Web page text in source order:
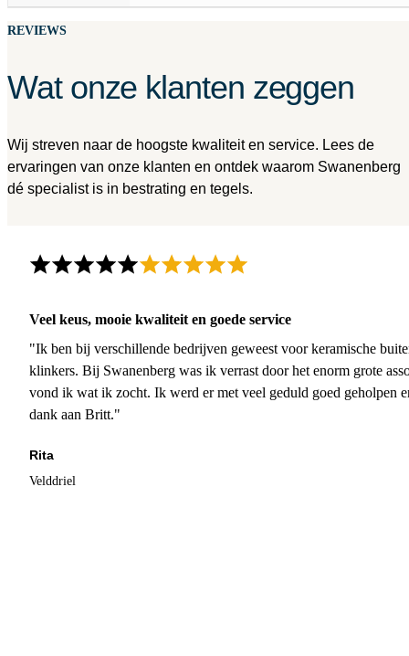
REVIEWS
Wat onze klanten zeggen
Wij streven naar de hoogste kwaliteit en service. Lees de
ervaringen van onze klanten en ontdek waarom Swanenberg
dé specialist is in bestrating en tegels.
Veel keus, mooie kwaliteit en goede service
"Ik ben bij verschillende bedrijven geweest voor keramische
klinkers. Bij Swanenberg was ik verrast door het enorm grote
vond ik wat ik zocht. Ik werd er met veel geduld goed geholpen
dank aan Britt."
Rita
Velddriel